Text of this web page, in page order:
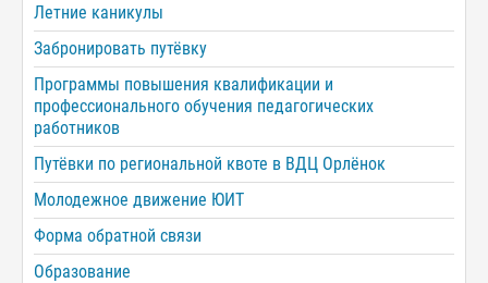
Летние каникулы
Забронировать путёвку
Программы повышения квалификации и
профессионального обучения педагогических
работников
Путёвки по региональной квоте в ВДЦ Орлёнок
Молодежное движение ЮИТ
Форма обратной связи
Образование